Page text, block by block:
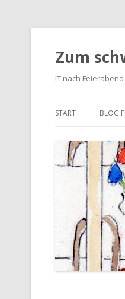
Zum
IT nach Feierabend
START BLOG